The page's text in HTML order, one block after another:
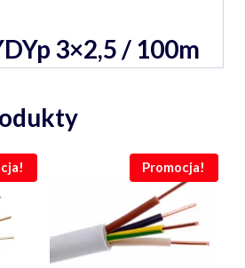
3×2,5 / 100m
Promocja!